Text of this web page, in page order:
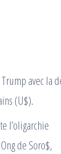
avec la
(U$).
l’oligarchie
de Soro$,